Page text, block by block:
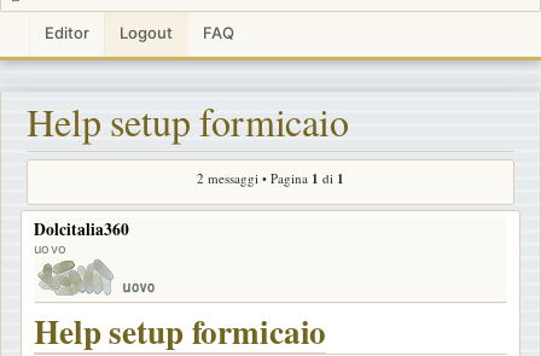
Editor Logout FAQ
Help setup formicaio
2 messaggi • Pagina 1 di 1
Dolcitalia360
uovo
Help setup formicaio